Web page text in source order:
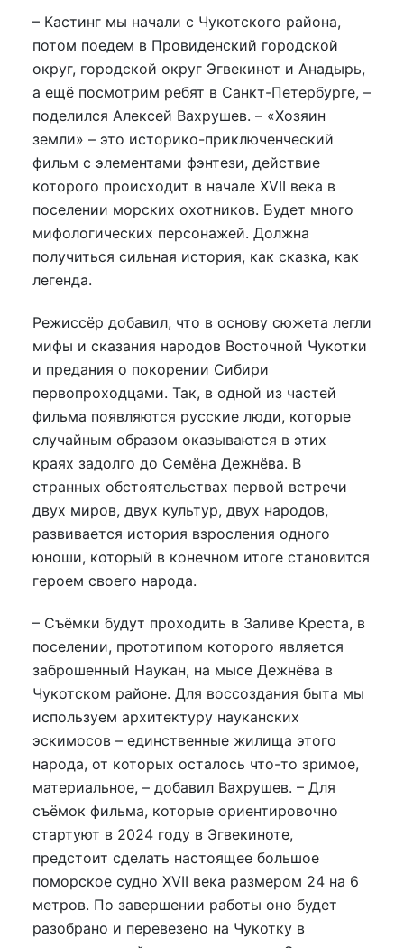
– Кастинг мы начали с Чукотского района,
потом поедем в Провиденский городской
округ, городской округ Эгвекинот и Анадырь,
а ещё посмотрим ребят в Санкт-Петербурге, –
поделился Алексей Вахрушев. – «Хозяин
земли» – это историко-приключенческий
фильм с элементами фэнтези, действие
которого происходит в начале XVII века в
поселении морских охотников. Будет много
мифологических персонажей. Должна
получиться сильная история, как сказка, как
легенда.
Режиссёр добавил, что в основу сюжета легли
мифы и сказания народов Восточной Чукотки
и предания о покорении Сибири
первопроходцами. Так, в одной из частей
фильма появляются русские люди, которые
случайным образом оказываются в этих
краях задолго до Семёна Дежнёва. В
странных обстоятельствах первой встречи
двух миров, двух культур, двух народов,
развивается история взросления одного
юноши, который в конечном итоге становится
героем своего народа.
– Съёмки будут проходить в Заливе Креста, в
поселении, прототипом которого является
заброшенный Наукан, на мысе Дежнёва в
Чукотском районе. Для воссоздания быта мы
используем архитектуру науканских
эскимосов – единственные жилища этого
народа, от которых осталось что-то зримое,
материальное, – добавил Вахрушев. – Для
съёмок фильма, которые ориентировочно
стартуют в 2024 году в Эгвекиноте,
предстоит сделать настоящее большое
поморское судно XVII века размером 24 на 6
метров. По завершении работы оно будет
разобрано и перевезено на Чукотку в